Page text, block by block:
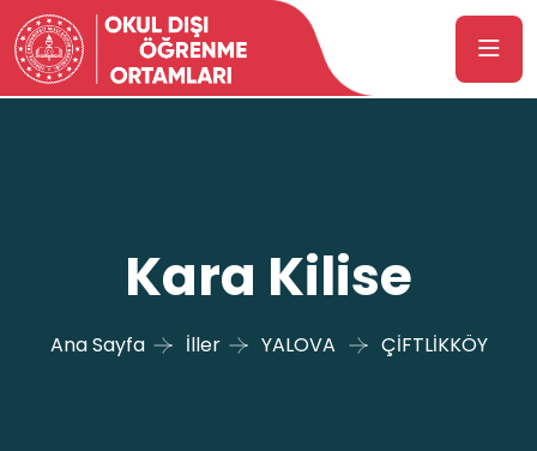
Kara Kilise
Ana Sayfa İller YALOVA ÇİFTLİKKÖY